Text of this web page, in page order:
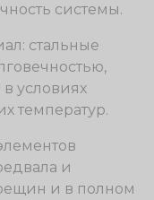
системы.
стальные
условиях
температур.
и
и в полном